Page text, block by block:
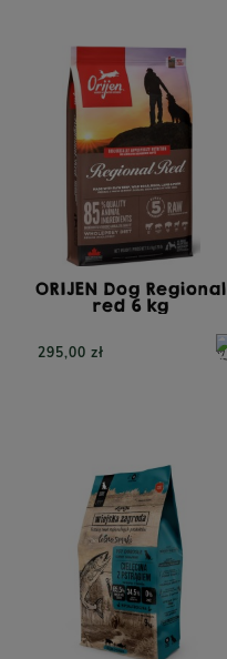
ORIJEN Dog Regional
red 6 kg
295,00 zł